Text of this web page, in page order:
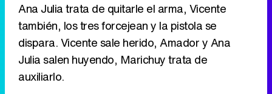
Ana Julia trata de quitarle el arma, Vicente
también, los tres forcejean y la pistola se
dispara. Vicente sale herido, Amador y Ana
Julia salen huyendo, Marichuy trata de
auxiliarlo.